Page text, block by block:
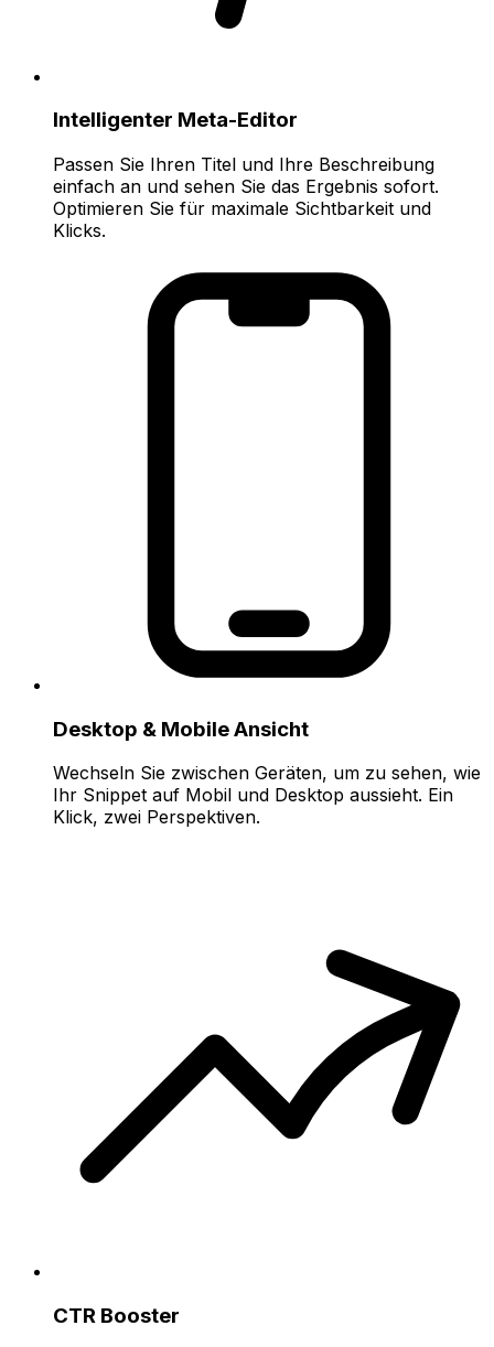
Intelligenter Meta-Editor
Passen Sie Ihren Titel und Ihre Beschreibung
einfach an und sehen Sie das Ergebnis sofort.
Optimieren Sie für maximale Sichtbarkeit und
Klicks.
Desktop & Mobile Ansicht
Wechseln Sie zwischen Geräten, um zu sehen, wie
Ihr Snippet auf Mobil und Desktop aussieht. Ein
Klick, zwei Perspektiven.
CTR Booster